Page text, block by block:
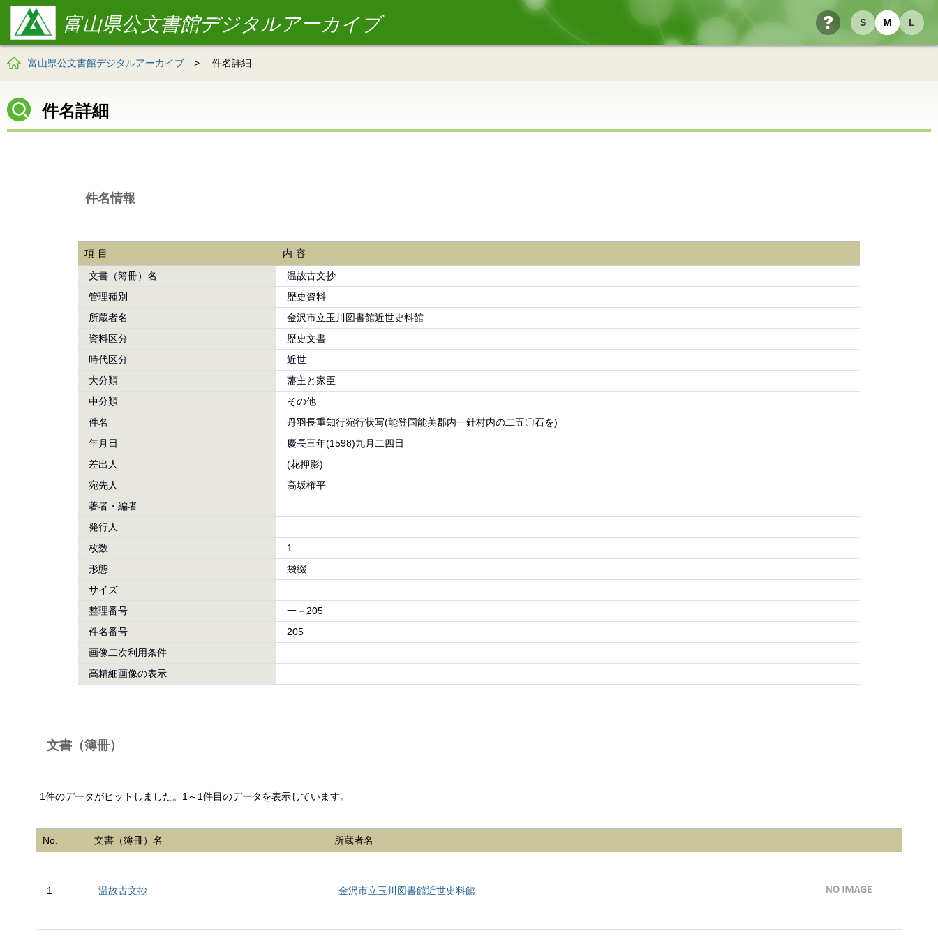
S M L
ヘルプ
富山県公文書館デジタルアーカイブ
富山県公文書館デジタルアーカイブ > 件名詳細
件名詳細
件名情報
項目
内容
文書（簿冊）名
温故古文抄
管理種別
歴史資料
所蔵者名
金沢市立玉川図書館近世史料館
資料区分
歴史文書
時代区分
近世
大分類
藩主と家臣
中分類
その他
件名
丹羽長重知行宛行状写(能登国能美郡内一針村内の二五〇石を)
年月日
慶長三年(1598)九月二四日
差出人
(花押影)
宛先人
高坂権平
著者・編者
発行人
枚数
1
形態
袋綴
サイズ
整理番号
一－205
件名番号
205
画像二次利用条件
高精細画像の表示
文書（簿冊）
1件のデータがヒットしました。1～1件目のデータを表示しています。
No. 文書（簿冊）名 所蔵者名
1 温故古文抄 金沢市立玉川図書館近世史料館